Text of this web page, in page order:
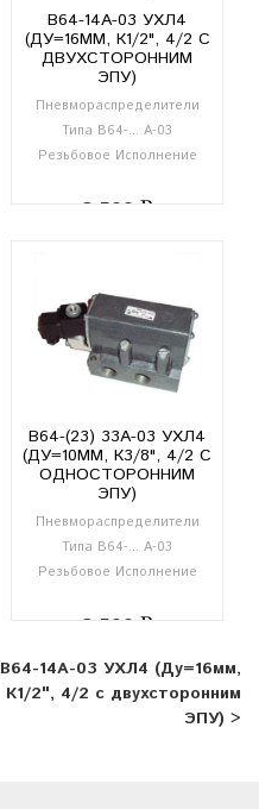
В64-14А-03 УХЛ4
(ДУ=16ММ, К1/2", 4/2 С
ДВУХСТОРОННИМ
ЭПУ)
Пневмораспределители
Типа В64-... А-03
Резьбовое Исполнение
3 500
В64-(23) 33А-03 УХЛ4
(ДУ=10ММ, К3/8", 4/2 С
ОДНОСТОРОННИМ
ЭПУ)
Пневмораспределители
Типа В64-... А-03
Резьбовое Исполнение
3 500
В64-14А-03 УХЛ4 (Ду=16мм,
К1/2", 4/2 с двухсторонним
ЭПУ) >